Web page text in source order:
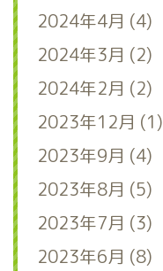
2024年4月 (4)
2024年3月 (2)
2024年2月 (2)
2023年12月 (1)
2023年9月 (4)
2023年8月 (5)
2023年7月 (3)
2023年6月 (8)